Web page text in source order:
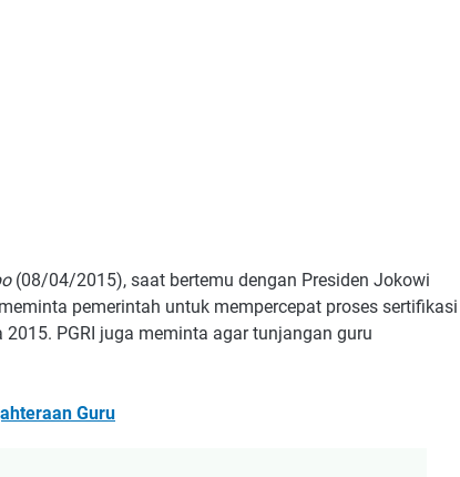
(08/04/2015), saat bertemu dengan Presiden Jokowi
pemerintah untuk mempercepat proses sertifikasi
PGRI juga meminta agar tunjangan guru
Guru